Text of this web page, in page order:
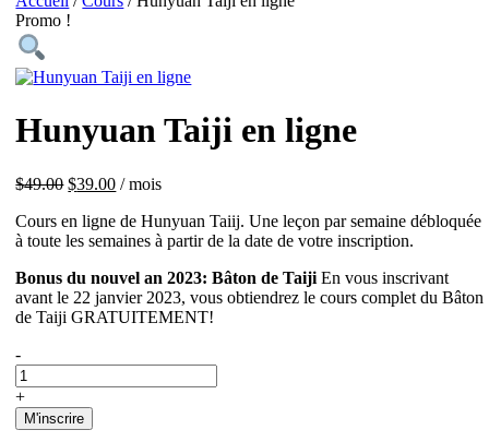
Promo !
Hunyuan Taiji en ligne
$49.00 Le
initial
était :
$39.00Le
actuel
est :
/ mois
Cours en ligne de Hunyuan Taiij. Une leçon par semaine débloquée
à toute les semaines à partir de la date de votre inscription.
Bonus du nouvel an 2023: Bâton de Taiji En vous inscrivant
avant le 22 janvier 2023, vous obtiendrez le cours complet du Bâton
de Taiji GRATUITEMENT!
Hunyuan
Taiji
en
ligne
quantité(s)
-
+
M'inscrire